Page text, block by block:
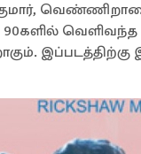
90களில்